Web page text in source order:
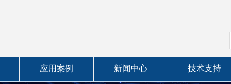
应用案例 新闻中心 技术支持